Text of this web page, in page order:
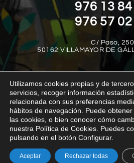
976 13
976 57
C/ Paso, 250
50162 VILLAMAYOR DE
Aviso legal Política de privacidad
Política interna del canal de
© Los Pueyos 2025
Utilizamos cookies propias y de
servicios, recoger información
relacionada con sus preferencias
hábitos de navegación. Puede
las cookies, o bien conocer cómo
nuestra Política de Cookies. Puedes
pulsando en el botón Configurar.
Aceptar Rechazar todas